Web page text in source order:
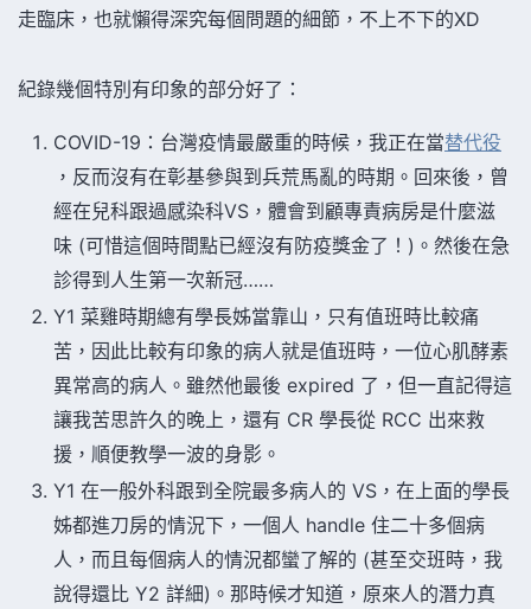
走臨床，也就懶得深究每個問題的細節，不上不下的XD
紀錄幾個特別有印象的部分好了：
COVID-19：台灣疫情最嚴重的時候，我正在當替代役
，反而沒有在彰基參與到兵荒馬亂的時期。回來後，曾
經在兒科跟過感染科VS，體會到顧專責病房是什麼滋
味 (可惜這個時間點已經沒有防疫獎金了！)。然後在急
診得到人生第一次新冠……
Y1 菜雞時期總有學長姊當靠山，只有值班時比較痛
苦，因此比較有印象的病人就是值班時，一位心肌酵素
異常高的病人。雖然他最後 expired 了，但一直記得這
讓我苦思許久的晚上，還有 CR 學長從 RCC 出來救
援，順便教學一波的身影。
Y1 在一般外科跟到全院最多病人的 VS，在上面的學長
姊都進刀房的情況下，一個人 handle 住二十多個病
人，而且每個病人的情況都蠻了解的 (甚至交班時，我
說得還比 Y2 詳細)。那時候才知道，原來人的潛力真